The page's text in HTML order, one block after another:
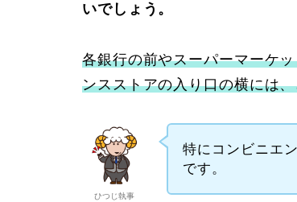
いでしょう。
各銀行の前やスーパーマーケ
ンスストアの入り口の横には
ひつじ執事
特にコンビニエ
です。